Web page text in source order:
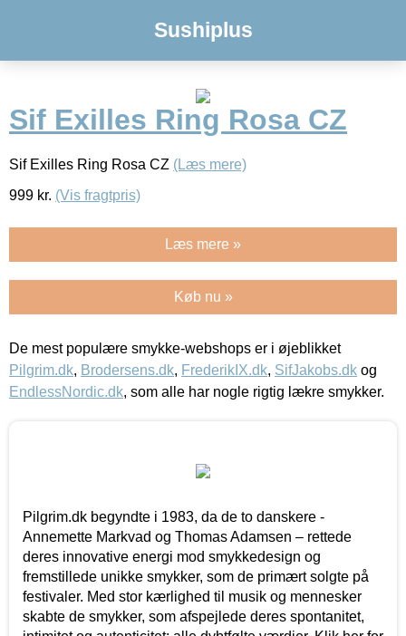
Sushiplus
Sif Exilles Ring Rosa CZ
Sif Exilles Ring Rosa CZ (Læs mere)
999 kr. (Vis fragtpris)
Læs mere »
Køb nu »
De mest populære smykke-webshops er i øjeblikket
Pilgrim.dk, Brodersens.dk, FrederikIX.dk, SifJakobs.dk og
EndlessNordic.dk, som alle har nogle rigtig lækre smykker.
Pilgrim.dk begyndte i 1983, da de to danskere -
Annemette Markvad og Thomas Adamsen – rettede
deres innovative energi mod smykkedesign og
fremstillede unikke smykker, som de primært solgte på
festivaler. Med stor kærlighed til musik og mennesker
skabte de smykker, som afspejlede deres spontanitet,